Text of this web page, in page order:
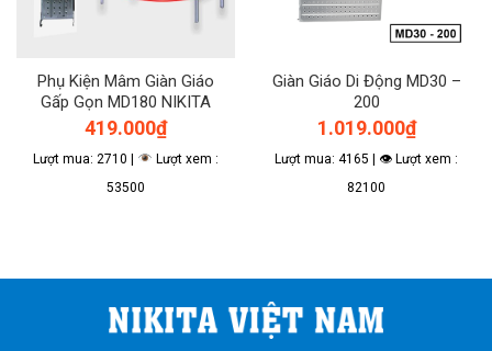
Phụ Kiện Mâm Giàn Giáo
Gấp Gọn MD180 NIKITA
419.000₫
Lượt mua: 2710 |
Lượt xem :
53500
Giàn Giáo Di Động MD30 –
200
1.019.000₫
Lượt mua: 4165 | 👁 Lượt xem :
82100